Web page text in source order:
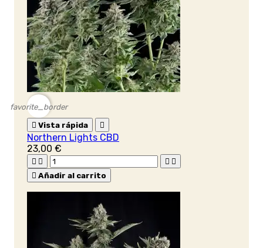
favorite_border
 Vista rápida 
Northern Lights CBD
23,00 €
   
 Añadir al carrito